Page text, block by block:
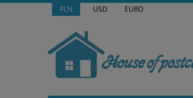
PLN USD EURO